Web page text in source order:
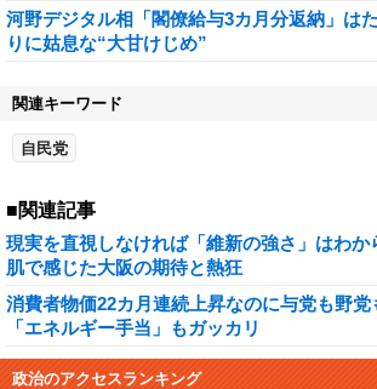
河野デジタル相「閣僚給与3カ月分返納」は
りに姑息な“大甘けじめ”
関連キーワード
自民党
■関連記事
現実を直視しなければ「維新の強さ」はわか
肌で感じた大阪の期待と熱狂
消費者物価22カ月連続上昇なのに与党も野
「エネルギー手当」もガッカリ
政治のアクセスランキング